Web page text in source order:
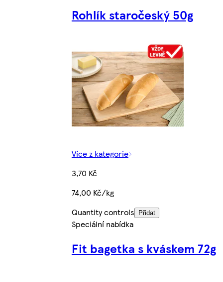
Rohlík staročeský 50g
Více z kategorie
3,70 Kč
74,00 Kč/kg
Quantity controls
Přidat
Speciální nabídka
Fit bagetka s kváskem 72g